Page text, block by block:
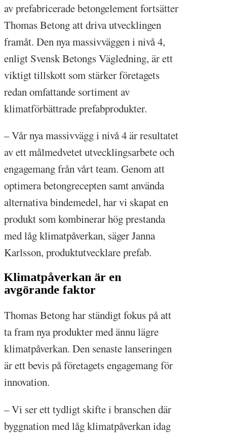
av prefabricerade betongelement fortsätter
Thomas Betong att driva utvecklingen
framåt. Den nya massivväggen i nivå 4,
enligt Svensk Betongs Vägledning, är ett
viktigt tillskott som stärker företagets
redan omfattande sortiment av
klimatförbättrade prefabprodukter.
– Vår nya massivvägg i nivå 4 är resultatet
av ett målmedvetet utvecklingsarbete och
engagemang från vårt team. Genom att
optimera betongrecepten samt använda
alternativa bindemedel, har vi skapat en
produkt som kombinerar hög prestanda
med låg klimatpåverkan, säger Janna
Karlsson, produktutvecklare prefab.
Klimatpåverkan är en
avgörande faktor
Thomas Betong har ständigt fokus på att
ta fram nya produkter med ännu lägre
klimatpåverkan. Den senaste lanseringen
är ett bevis på företagets engagemang för
innovation.
– Vi ser ett tydligt skifte i branschen där
byggnation med låg klimatpåverkan idag